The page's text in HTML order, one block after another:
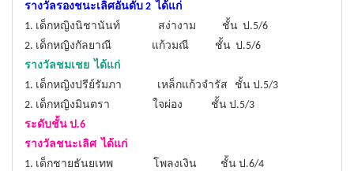
รางวัลรองชนะเลิศอันดับ 2 ได้แก่
1. เด็กหญิงนิชานันท์ สง่างาม ชั้น ป.5/6
2. เด็กหญิงกัลยาณี แก้วมณี ชั้น ป.5/6
รางวัลชมเชย ได้แก่
1. เด็กหญิงปรีย์รัมภา เหล็กแก้วจำรัส ชั้น ป.5/3
2. เด็กหญิงมินตรา ใจผ่อง ชั้น ป.5/3
ระดับชั้น ป.6
รางวัลชนะเลิศ ได้แก่
1. เด็กชายธันยเทพ โพลงเงิน ชั้น ป.6/4